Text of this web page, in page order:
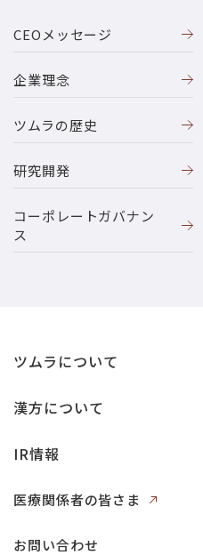
CEOメッセージ
企業理念
ツムラの歴史
研究開発
コーポレートガバナン
ス
ツムラについて
漢方について
IR情報
医療関係者の皆さま
お問い合わせ